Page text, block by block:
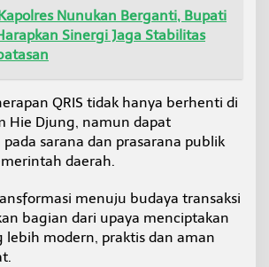
Nunukan Berganti, Bupati
Sinergi Jaga Stabilitas
QRIS tidak hanya berhenti di
Hie Djung, namun dapat
sarana dan prasarana publik
daerah.
menuju budaya transaksi
bagian dari upaya menciptakan
lebih modern, praktis dan aman